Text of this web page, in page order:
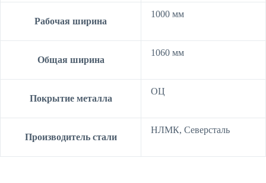
Рабочая ширина
1000 мм
Общая ширина
1060 мм
Покрытие металла
ОЦ
Производитель стали
НЛМК, Северсталь